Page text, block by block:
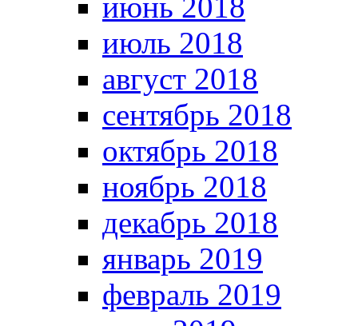
июнь 2018
июль 2018
август 2018
сентябрь 2018
октябрь 2018
ноябрь 2018
декабрь 2018
январь 2019
февраль 2019